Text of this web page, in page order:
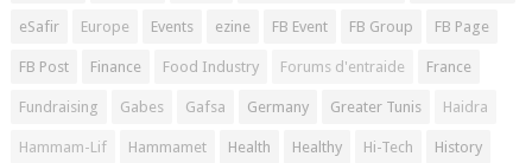
eSafir Europe Events ezine FB Event FB Group FB Page
FB Post Finance Food Industry Forums d'entraide France
Fundraising Gabes Gafsa Germany Greater Tunis Haidra
Hammam-Lif Hammamet Health Healthy Hi-Tech History